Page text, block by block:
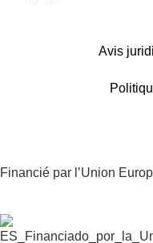
Avis
Financié par l’Union